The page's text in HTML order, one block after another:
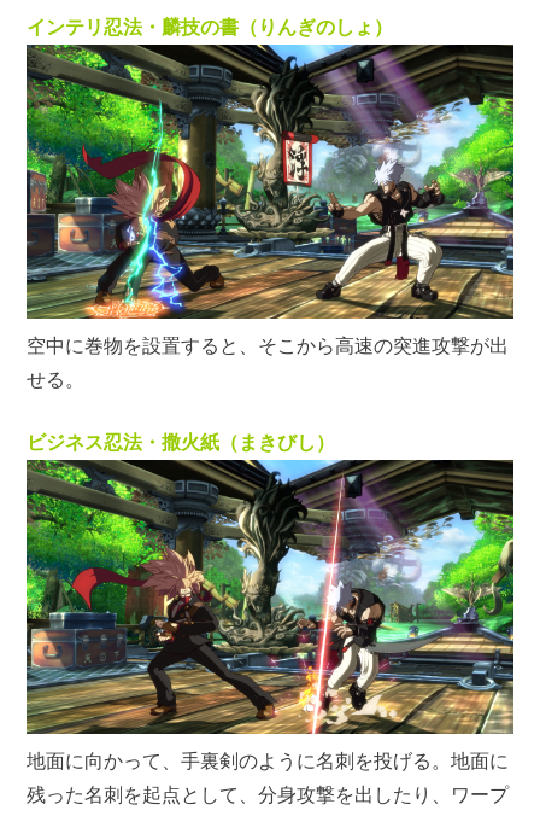
インテリ忍法・麟技の書（りんぎのしょ）
空中に巻物を設置すると、そこから高速の突進攻撃が出
せる。
ビジネス忍法・撒火紙（まきびし）
地面に向かって、手裏剣のように名刺を投げる。地面に
残った名刺を起点として、分身攻撃を出したり、ワープ